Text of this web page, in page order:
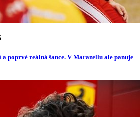
a poprvé reálná šance. V Maranellu ale panuje